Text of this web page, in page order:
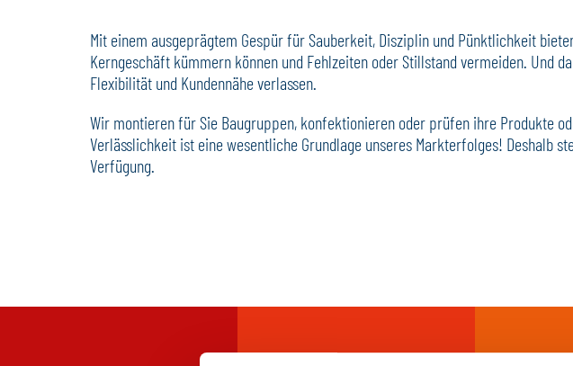
Mit einem ausgeprägtem Gespür für Sauberkeit, Disziplin und Pünktlichkeit
Kerngeschäft kümmern können und Fehlzeiten oder Stillstand vermeiden. Und
Flexibilität und Kundennähe verlassen.
Wir montieren für Sie Baugruppen, konfektionieren oder prüfen ihre Produkte
Verlässlichkeit ist eine wesentliche Grundlage unseres Markterfolges! Deshalb
Verfügung.